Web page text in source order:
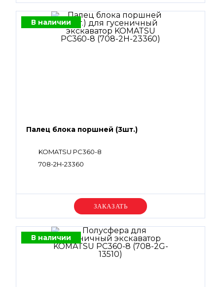
В наличии
Палец блока поршней (3шт.)
KOMATSU PC360-8
708-2H-23360
Уточняйте цену
В наличии